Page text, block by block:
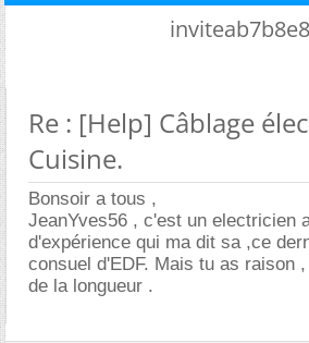
Re : [Help] Câblage
Cuisine.
Bonsoir a tous ,
JeanYves56 , c'est un electricien
d'expérience qui ma dit sa ,ce
consuel d'EDF. Mais tu as raison
de la longueur .